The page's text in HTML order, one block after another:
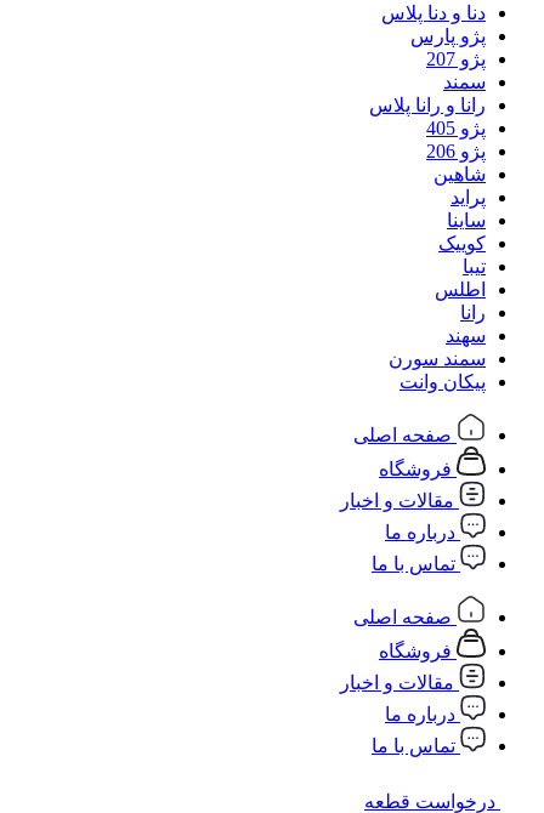
دنا و دنا پلاس
پژو پارس
پژو 207
سمند
رانا و رانا پلاس
پژو 405
پژو 206
شاهین
پراید
ساینا
کوییک
تیبا
اطلس
رانا
سهند
سمند سورن
پیکان وانت
صفحه اصلی
فروشگاه
مقالات و اخبار
درباره ما
تماس با ما
صفحه اصلی
فروشگاه
مقالات و اخبار
درباره ما
تماس با ما
درخواست قطعه